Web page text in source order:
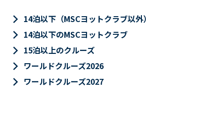
keyboard_arrow_right 14泊以下（MSCヨットクラブ以外）
keyboard_arrow_right 14泊以下のMSCヨットクラブ
keyboard_arrow_right 15泊以上のクルーズ
keyboard_arrow_right ワールドクルーズ2026
keyboard_arrow_right ワールドクルーズ2027